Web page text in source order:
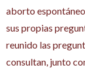
aborto
sus propias
reunido las
consultan, junto